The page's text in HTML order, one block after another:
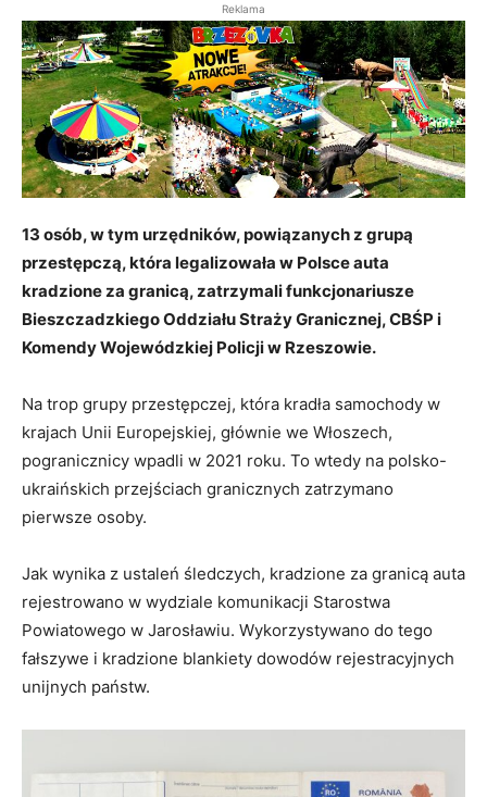
Reklama
13 osób, w tym urzędników, powiązanych z grupą
przestępczą, która legalizowała w Polsce auta
kradzione za granicą, zatrzymali funkcjonariusze
Bieszczadzkiego Oddziału Straży Granicznej, CBŚP i
Komendy Wojewódzkiej Policji w Rzeszowie.
Na trop grupy przestępczej, która kradła samochody w
krajach Unii Europejskiej, głównie we Włoszech,
pogranicznicy wpadli w 2021 roku. To wtedy na polsko-
ukraińskich przejściach granicznych zatrzymano
pierwsze osoby.
Jak wynika z ustaleń śledczych, kradzione za granicą auta
rejestrowano w wydziale komunikacji Starostwa
Powiatowego w Jarosławiu. Wykorzystywano do tego
fałszywe i kradzione blankiety dowodów rejestracyjnych
unijnych państw.